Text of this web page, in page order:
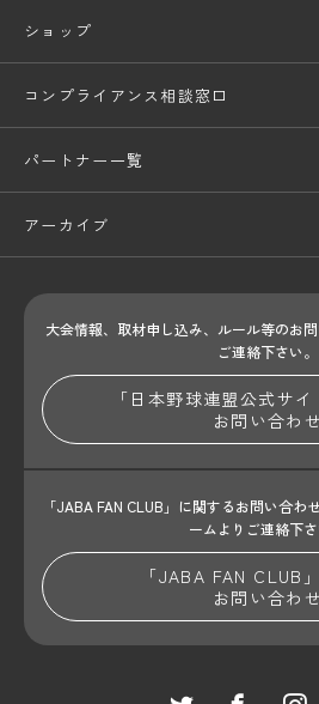
ショップ
コンプライアンス相談窓口
パートナー一覧
アーカイブ
大会情報、取材申し込み、ルール等のお
ご連絡下さい。
「日本野球連盟公式サ
お問い合わせ
「JABA FAN CLUB」に関するお問い合わせ
ームよりご連絡下さ
「JABA FAN CLUB
お問い合わせ